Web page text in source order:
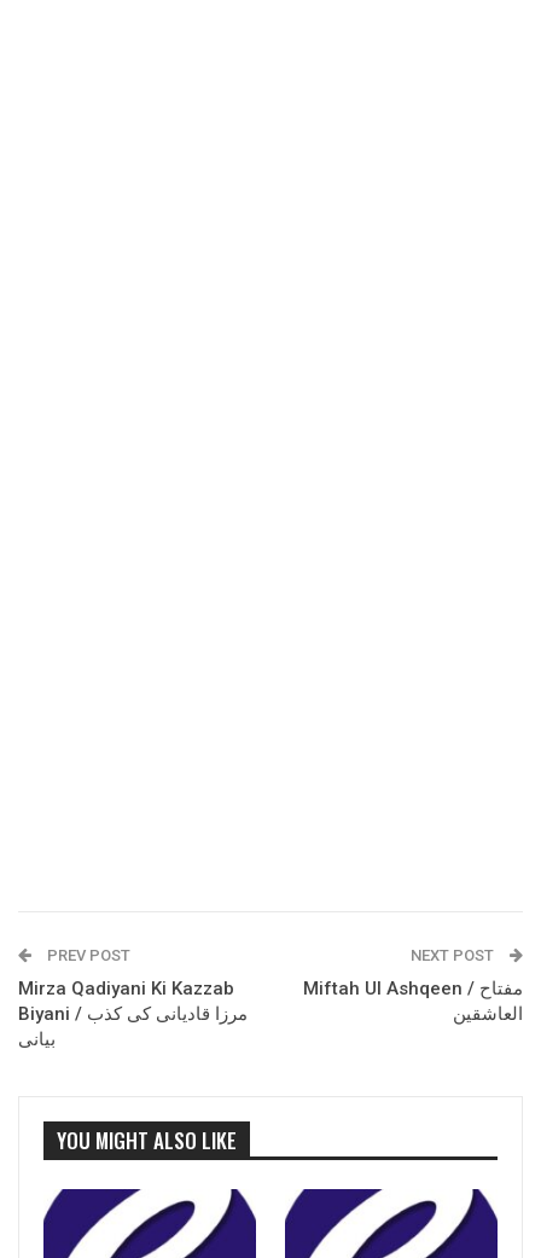
PREV POST
Mirza Qadiyani Ki Kazzab
Biyani / مرزا قادیانی کی کذب
بیانی
NEXT POST
Miftah Ul Ashqeen / مفتاح
العاشقین
YOU MIGHT ALSO LIKE